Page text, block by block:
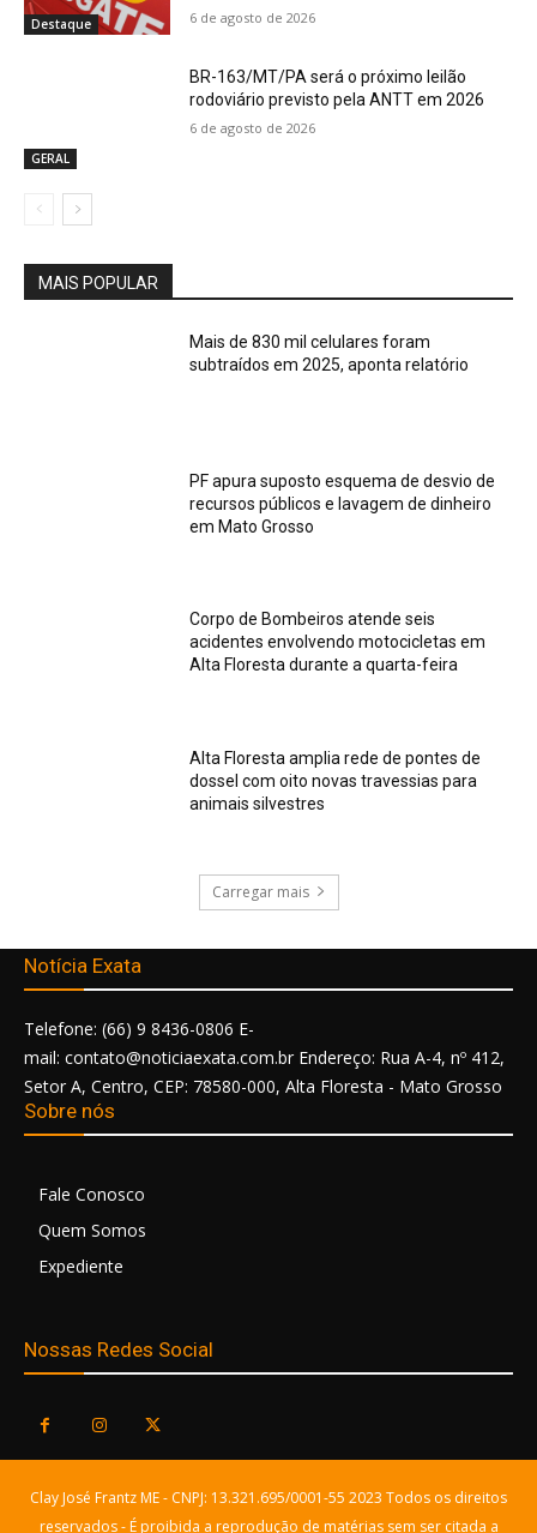
Destaque 6 de agosto de 2026
GERAL
BR-163/MT/PA será o próximo leilão
rodoviário previsto pela ANTT em 2026
6 de agosto de 2026
MAIS POPULAR
Mais de 830 mil celulares foram
subtraídos em 2025, aponta relatório
PF apura suposto esquema de desvio de
recursos públicos e lavagem de dinheiro
em Mato Grosso
Corpo de Bombeiros atende seis
acidentes envolvendo motocicletas em
Alta Floresta durante a quarta-feira
Alta Floresta amplia rede de pontes de
dossel com oito novas travessias para
animais silvestres
Carregar mais
Notícia Exata
Telefone: (66) 9 8436-0806 E-
mail: contato@noticiaexata.com.br Endereço: Rua A-4, nº 412,
Setor A, Centro, CEP: 78580-000, Alta Floresta - Mato Grosso
Sobre nós
Fale Conosco
Quem Somos
Expediente
Nossas Redes Social
Clay José Frantz ME - CNPJ: 13.321.695/0001-55 2023 Todos os direitos
reservados - É proibida a reprodução de matérias sem ser citada a